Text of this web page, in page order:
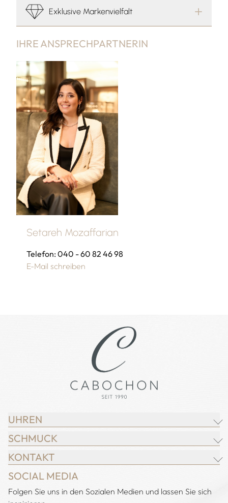
IHRE ANSPRECHPARTNERIN
Setareh Mozaffarian
Telefon: 040 - 60 82 46 98
E-Mail schreiben
Exklusive Markenvielfalt
UHREN
BREITLING
CHOPARD
IWC SCHAFFHAUSEN
JACOB & CO.
SCHMUCK
JUWELIER CABOCHON
CHOPARD
DEMEGLIO
KONTAKT
Adresse:
Juwelier Cabochon
SOCIAL MEDIA
Folgen Sie uns in den Sozialen Medien und lassen Sie sich